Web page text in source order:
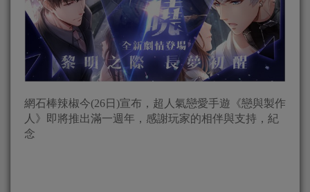
網石棒辣椒今(26日)宣布，超人氣戀愛手遊《戀與製作
人》即將推出滿一週年，感謝玩家的相伴與支持，紀
念